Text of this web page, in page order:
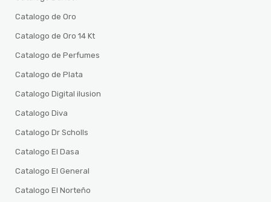
Catalogo de Oro
Catalogo de Oro 14 Kt
Catalogo de Perfumes
Catalogo de Plata
Catalogo Digital ilusion
Catalogo Diva
Catalogo Dr Scholls
Catalogo El Dasa
Catalogo El General
Catalogo El Norteño